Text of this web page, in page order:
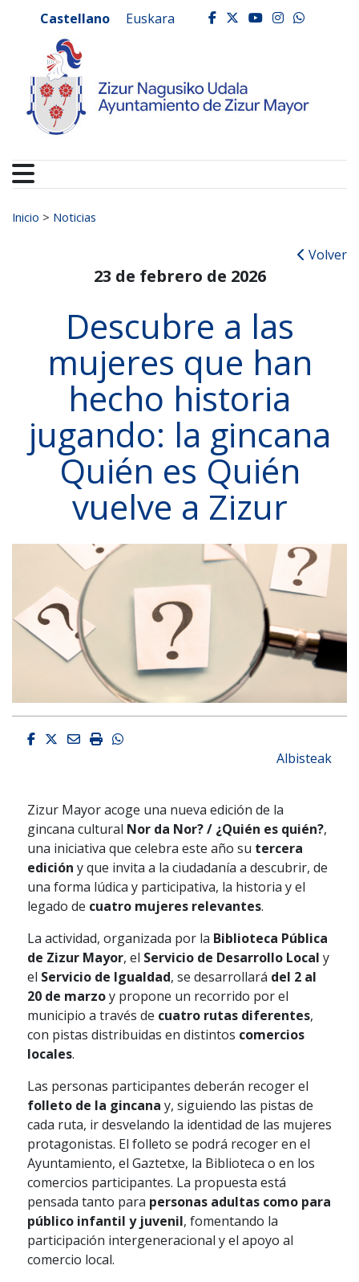
Ayuntamiento de
Castellano Euskara facebook
twitter
youtube
Buscar:
Inicio > Noticias
Volver
23 de febrero de 2026
Descubre a las
mujeres que han
hecho historia
jugando: la gincana
Quién es Quién
vuelve a Zizur
Facebook
Twitter
EmailImprimirWhatsapp
Albisteak
Zizur Mayor acoge una nueva edición de la
gincana cultural Nor da Nor? / ¿Quién es quién?,
una iniciativa que celebra este año su tercera
edición y que invita a la ciudadanía a descubrir, de
una forma lúdica y participativa, la historia y el
legado de cuatro mujeres relevantes.
La actividad, organizada por la Biblioteca Pública
de Zizur Mayor, el Servicio de Desarrollo Local y
el Servicio de Igualdad, se desarrollará del 2 al
20 de marzoy propone un recorrido por el
municipio a través de cuatro rutas diferentes,
con pistas distribuidas en distintos comercios
locales.
Las personas participantes deberán recoger el
folleto de la gincana y, siguiendo las pistas de
cada ruta, ir desvelando la identidad de las mujeres
protagonistas. El folleto se podrá recoger en el
Ayuntamiento, el Gaztetxe, la Biblioteca o en los
comercios participantes. La propuesta está
pensada tanto para personas adultas como para
público infantil y juvenil, fomentando la
participación intergeneracional y el apoyo al
comercio local.